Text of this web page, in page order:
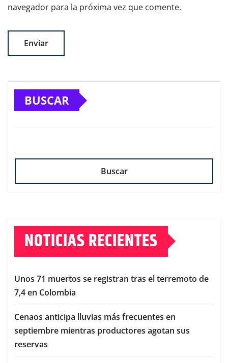
navegador para la próxima vez que comente.
BUSCAR
Buscar
NOTICIAS RECIENTES
Unos 71 muertos se registran tras el terremoto de
7,4 en Colombia
Cenaos anticipa lluvias más frecuentes en
septiembre mientras productores agotan sus
reservas